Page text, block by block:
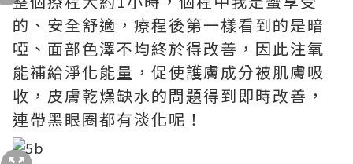
的、安全舒適，療程後第一樣看到的是暗
啞、面部色澤不均終於得改善，因此注氧
能補給淨化能量，促使護膚成分被肌膚吸
收，皮膚乾燥缺水的問題得到即時改善，
連帶黑眼圈都有淡化呢！